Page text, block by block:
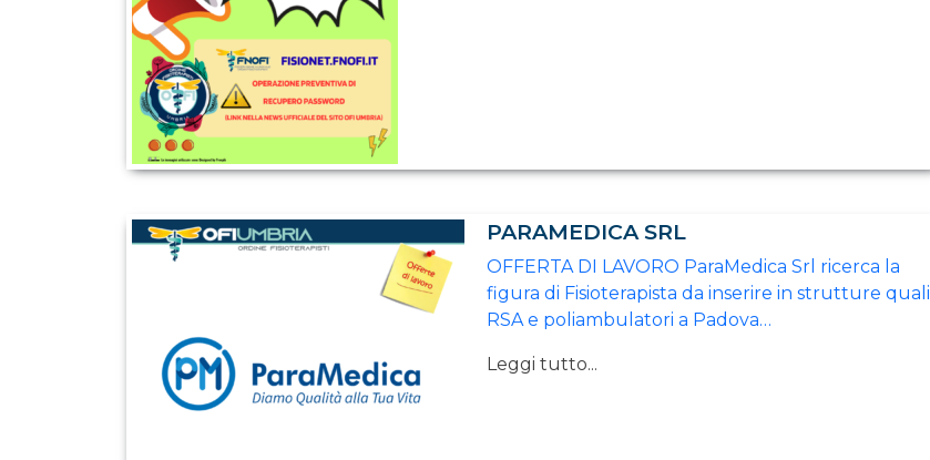
PARAMEDICA SRL
OFFERTA DI LAVORO ParaMedica Srl ricerca la
figura di Fisioterapista da inserire in strutture quali
RSA e poliambulatori a Padova…
Leggi tutto...